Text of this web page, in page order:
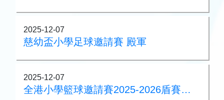
2025-12-07
慈幼盃小學足球邀請賽 殿軍
2025-12-07
全港小學籃球邀請賽2025-2026盾賽亞軍